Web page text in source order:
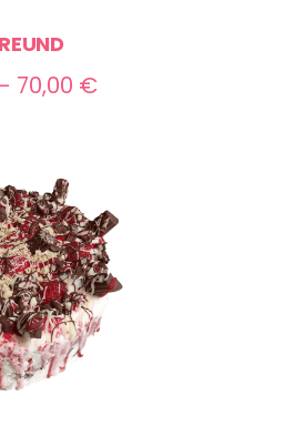
70,00 €Preisspanne: